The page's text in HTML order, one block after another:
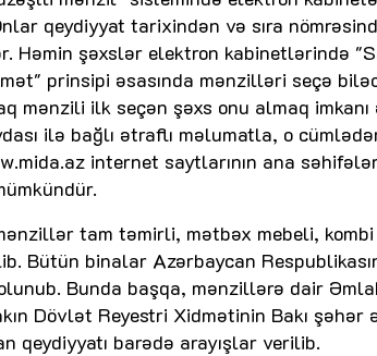
qeydiyyat tarixindən və sıra
Həmin şəxslər elektron kabinetlərində
prinsipi əsasında mənzilləri seçə
mənzili ilk seçən şəxs onu almaq
ilə bağlı ətraflı məlumatla, o
internet saytlarının ana
tam təmirli, mətbəx mebeli,
Bütün binalar Azərbaycan
Bunda başqa, mənzillərə dair
Dövlət Reyestri Xidmətinin Bakı
qeydiyyatı barədə arayışlar verilib.